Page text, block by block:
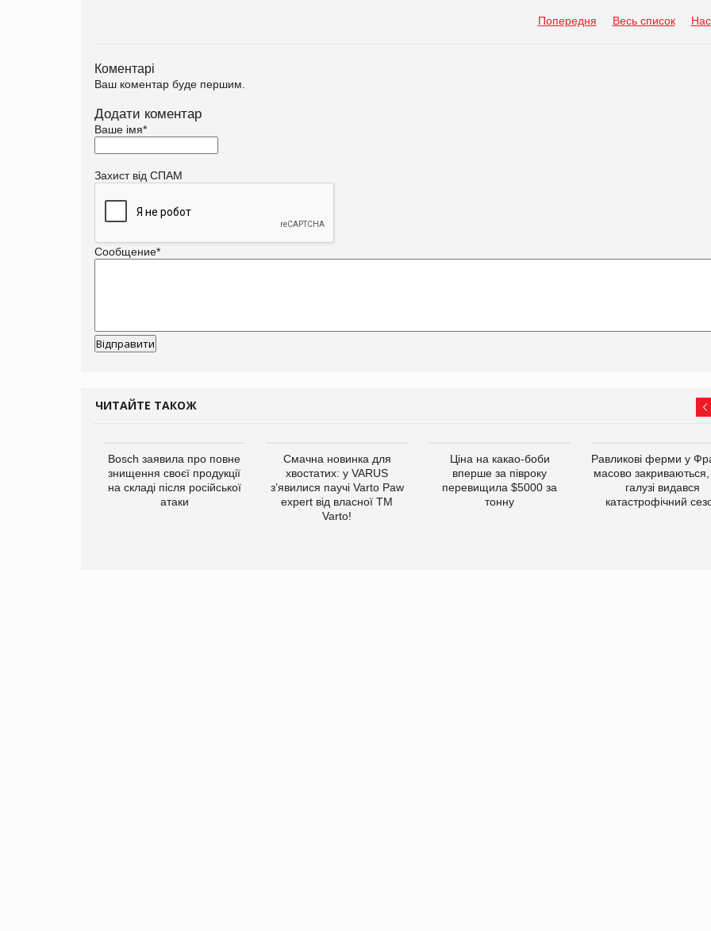
Попередня Весь список
Коментарі
Ваш коментар буде першим.
Додати коментар
Ваше імя*
Захист від СПАМ
Сообщение*
ЧИТАЙТЕ ТАКОЖ
Bosch заявила про повне
знищення своєї продукції
на складі після російської
атаки
Смачна новинка для
хвостатих: у VARUS
з’явилися паучі Varto Paw
expert від власної ТМ
Varto!
Ціна на какао-боби
вперше за півроку
перевищила $5000 за
тонну
Равликові ферми у
масово
галузі видався
катастрофічний